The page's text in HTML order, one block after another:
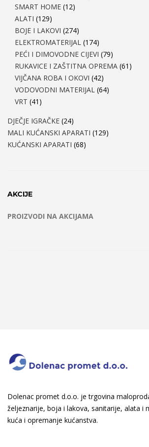
SMART HOME (12)
ALATI (129)
BOJE I LAKOVI (274)
ELEKTROMATERIJAL (174)
PEĆI I DIMOVODNE CIJEVI (79)
RUKAVICE I ZAŠTITNA OPREMA (61)
VIJČANA ROBA I OKOVI (42)
VODOVODNI MATERIJAL (64)
VRT (41)
DJEČJE IGRAČKE (24)
MALI KUĆANSKI APARATI (129)
KUĆANSKI APARATI (68)
AKCIJE
PROIZVODI NA AKCIJAMA
Dolenac promet d.o.o. je trgovina
željeznarije, boja i lakova, sanitarije, alata i
kuća i opremanje kućanstva.